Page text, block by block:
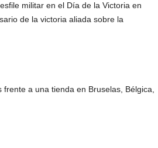
militar en el Día de la Victoria en
de la victoria aliada sobre la
a una tienda en Bruselas, Bélgica,